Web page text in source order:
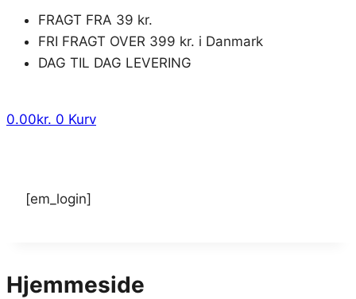
FRAGT FRA 39 kr.
FRI FRAGT OVER 399 kr. i Danmark
DAG TIL DAG LEVERING
0.00kr. 0 Kurv
[em_login]
Hjemmeside